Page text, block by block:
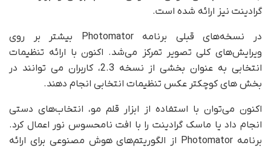
گرادینت نیز ارائه شده است.
در نسخه‌های قبلی برنامه Photomator بیشتر بر روی
ویرایش‌های کلی تصویر تمرکز می‌شد. اکنون با ارائه تنظیمات
انتخابی به عنوان بخشی از نسخه 2.3، کاربران می توانند در
بخش های کوچکتر عکس تنظیمات انتخابی انجام دهند.
اکنون می‌توان با استفاده از ابزار قلم مو، انتخاب‌های دستی
انجام داد یا ماسک گرادینت را با افت نامحسوس نور اعمال کرد.
برنامه Photomator از الگوریتم‌های هوش مصنوعی برای ارائه